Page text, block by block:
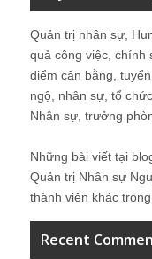
Quản trị nhân sự,
quả công việc, chính
điểm cân bằng,
ngộ, nhân sự, tổ
Nhân sự, trưởng
Những bài viết tại
Quản trị Nhân sự
thành viên khác
Recent